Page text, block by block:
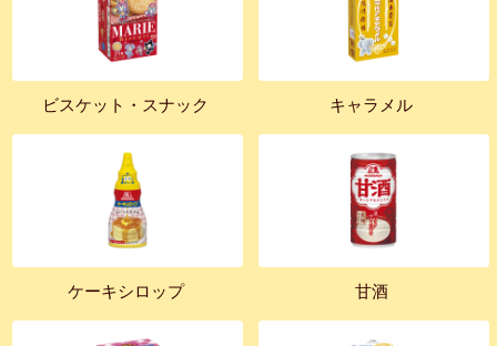
ビスケット・スナック キャラメル
ケーキシロップ 甘酒